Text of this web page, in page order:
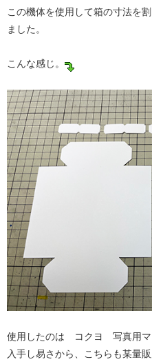
この機体を使用して箱の寸法を
ました。
こんな感じ。
使用したのは コクヨ 写真用
入手し易さから、こちらも某量販